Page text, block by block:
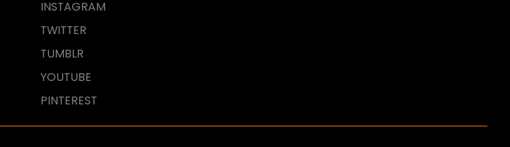
tarafından tasarlanmış ve geliştirilmiştir.